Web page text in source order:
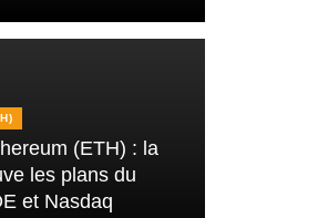
(ETH) : la
les plans du
et Nasdaq